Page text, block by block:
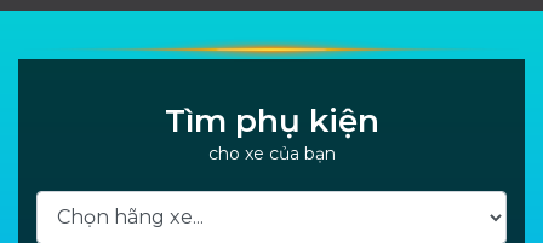
Tìm phụ kiện
cho xe của bạn